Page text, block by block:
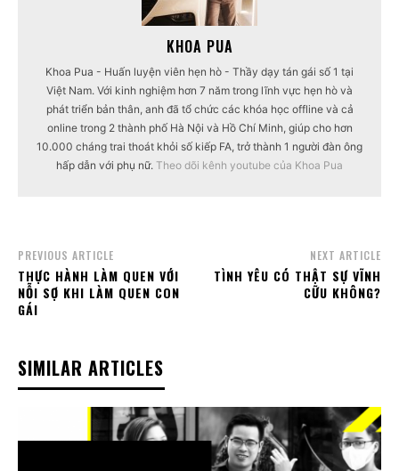
KHOA PUA
Khoa Pua - Huấn luyện viên hẹn hò - Thầy dạy tán gái số 1 tại
Việt Nam. Với kinh nghiệm hơn 7 năm trong lĩnh vực hẹn hò và
phát triển bản thân, anh đã tổ chức các khóa học offline và cả
online trong 2 thành phố Hà Nội và Hồ Chí Minh, giúp cho hơn
10.000 cháng trai thoát khỏi số kiếp FA, trở thành 1 người đàn ông
hấp dẫn với phụ nữ. Theo dõi kênh youtube của Khoa Pua
PREVIOUS ARTICLE
THỰC HÀNH LÀM QUEN VỚI
NỖI SỢ KHI LÀM QUEN CON
GÁI
NEXT ARTICLE
TÌNH YÊU CÓ THẬT SỰ VĨNH
CỮU KHÔNG?
SIMILAR ARTICLES